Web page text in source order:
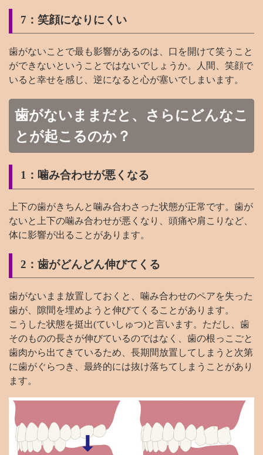
7：笑顔になりにくい
歯がないことで最も影響があるのは、口を開けて笑うこと
ができないということではないでしょうか。人間、笑顔で
いると幸せを感じ、逆になると心が塞いでしまいます。
歯がないままだと、さらにどんなこ
とが起こるのか？
1：噛み合わせが悪くなる
上下の歯がきちんと噛み合わさった状態が正常です。歯が
ないと上下の噛み合わせが悪くなり、頭痛や肩こりなど、
体に影響が出ることがあります。
2：歯がどんどん伸びてくる
歯がないまま放置しておくと、噛み合わせのペアを失った
歯が、隙間を埋めようと伸びてくることがあります。
こうした状態を挺出(ていしゅつ)と言います。ただし、歯
そのものの長さが伸びているのではなく、歯の根っこごと
歯肉から出てきているため、長期間放置してしまうと次第
に歯がぐらつき、最終的には抜け落ちてしまうことがあり
ます。